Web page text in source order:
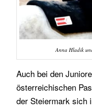
Anna Hladik
Auch bei den
österreichischen
der Steiermark sich